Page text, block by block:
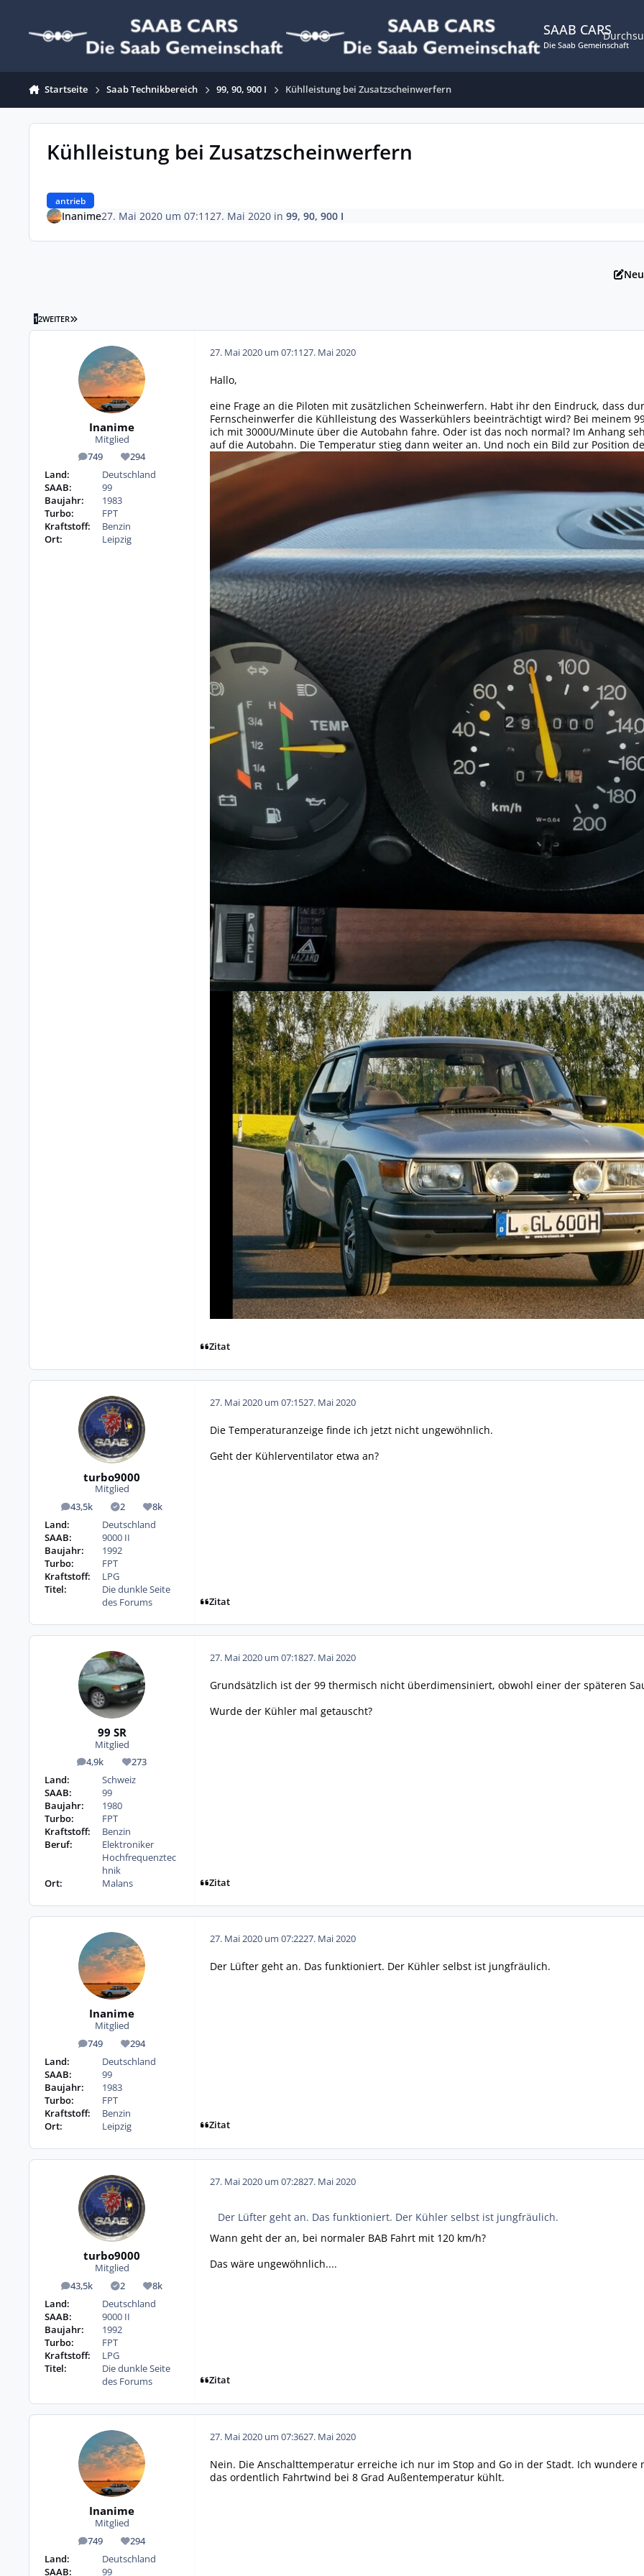
SAAB CARS
Die Saab Gemeinschaft
Startseite Saab Technikbereich 99, 90, 900 I Kühlleistung bei Zusatzscheinwerfern
Kühlleistung bei Zusatzscheinwerfern
antrieb
Inanime27. Mai 2020 um 07:1127. Mai 2020in 99, 90, 900 I
12WEITER LETZTE SEITE
Inanime
Mitglied
749
Beiträge 294
Reputation
Land:
Deutschland
SAAB:
99
Baujahr:
1983
Turbo:
FPT
Kraftstoff:
Benzin
Ort:
Leipzig
27. Mai 2020 um 07:1127. Mai 2020
Hallo,
eine Frage an die Piloten mit zusätzlichen Scheinwerfern. Habt ihr den Eindruck, dass
Fernscheinwerfer die Kühlleistung des Wasserkühlers beeinträchtigt wird? Bei meinem
ich mit 3000U/Minute über die Autobahn fahre. Oder ist das noch normal? Im Anhang
auf die Autobahn. Die Temperatur stieg dann weiter an. Und noch ein Bild zur Position
Zitat
turbo9000
Mitglied
43,5k
Beiträge 2
Lösungen
8k
Reputation
Land:
Deutschland
SAAB:
9000 II
Baujahr:
1992
Turbo:
FPT
Kraftstoff:
LPG
Titel:
Die dunkle Seite
des Forums
27. Mai 2020 um 07:1527. Mai 2020
Die Temperaturanzeige finde ich jetzt nicht ungewöhnlich.
Geht der Kühlerventilator etwa an?
Zitat
99 SR
Mitglied
4,9k
Beiträge 273
Reputation
Land:
Schweiz
SAAB:
99
Baujahr:
1980
Turbo:
FPT
Kraftstoff:
Benzin
Beruf:
Elektroniker
Hochfrequenztec
hnik
Ort:
Malans
27. Mai 2020 um 07:1827. Mai 2020
Grundsätzlich ist der 99 thermisch nicht überdimensiniert, obwohl einer der späteren
Wurde der Kühler mal getauscht?
Zitat
Inanime
Mitglied
749
Beiträge 294
Reputation
Land:
Deutschland
SAAB:
99
Baujahr:
1983
Turbo:
FPT
Kraftstoff:
Benzin
Ort:
Leipzig
27. Mai 2020 um 07:2227. Mai 2020
Der Lüfter geht an. Das funktioniert. Der Kühler selbst ist jungfräulich.
Zitat
turbo9000
Mitglied
43,5k
Beiträge 2
Lösungen
8k
Reputation
Land:
Deutschland
SAAB:
9000 II
Baujahr:
1992
Turbo:
FPT
Kraftstoff:
LPG
Titel:
Die dunkle Seite
des Forums
27. Mai 2020 um 07:2827. Mai 2020
Der Lüfter geht an. Das funktioniert. Der Kühler selbst ist jungfräulich.
Wann geht der an, bei normaler BAB Fahrt mit 120 km/h?
Das wäre ungewöhnlich....
Zitat
Inanime
Mitglied
749
Beiträge 294
Reputation
Land:
Deutschland
SAAB:
99
27. Mai 2020 um 07:3627. Mai 2020
Nein. Die Anschalttemperatur erreiche ich nur im Stop and Go in der Stadt. Ich
das ordentlich Fahrtwind bei 8 Grad Außentemperatur kühlt.